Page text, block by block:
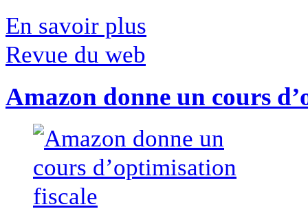
En savoir plus
Revue du web
Amazon donne un cours